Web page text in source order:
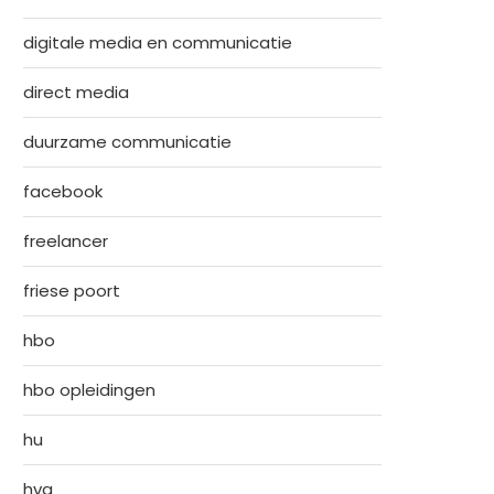
digitale media en communicatie
direct media
duurzame communicatie
facebook
freelancer
friese poort
hbo
hbo opleidingen
hu
hva